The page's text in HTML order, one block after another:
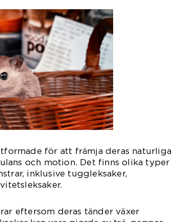
för att främja deras naturliga
och motion. Det finns olika typer
inklusive tuggleksaker,
eftersom deras tänder växer